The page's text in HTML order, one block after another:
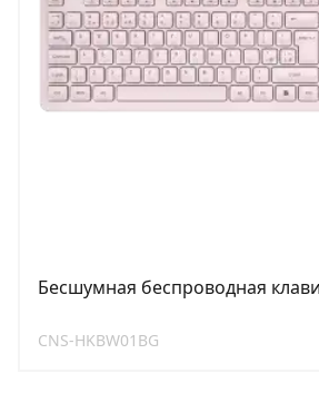
Бесшумная беспроводная
CNS-HKBW01BG